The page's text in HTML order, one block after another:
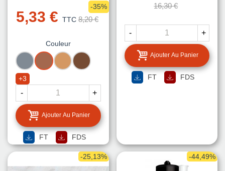
5,33 € TTC 8,20 €
-35%
Couleur
GRIS
BOIS
EXOTIQUE
CHENE
CLAIR
CHENE
FONCE
+3
- +
Ajouter Au Panier
FT FDS
16,30 €
- +
Ajouter Au Panier
FT FDS
-25,13% -44,49%